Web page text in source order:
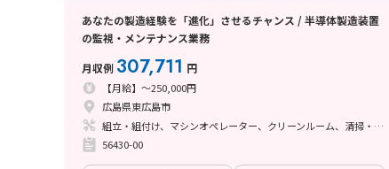
あなたの製造経験を「進化」させるチャンス / 半導体製造装置
の監視・メンテナンス業務
月収例 307,711 円
【月給】～250,000円
広島県東広島市
組立・組付け、マシンオペレーター、クリーンルーム、清掃・洗浄、メンテナンス・保全
56430-00